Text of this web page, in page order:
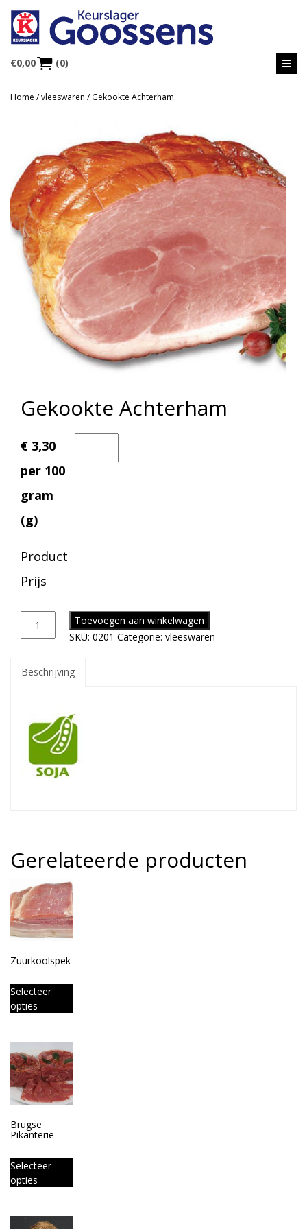
€0,00 (0)
Home /vleeswaren / Gekookte Achterham
Gekookte Achterham
€ 3,30
per 100
gram
(g)
Product
Prijs
Toevoegen aan winkelwagen
SKU: 0201 Categorie: vleeswaren
Beschrijving
Gerelateerde producten
Zuurkoolspek
Selecteer
opties
Brugse
Pikanterie
Selecteer
opties